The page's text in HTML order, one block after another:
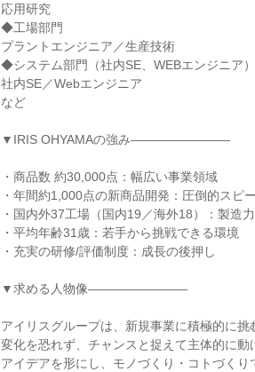
応用研究
◆工場部門
プラントエンジニア／生産技術
◆システム部門（社内SE、WEBエンジニア）
社内SE／Webエンジニア
など
▼IRIS OHYAMAの強み――――――――
・商品数 約30,000点：幅広い事業領域
・年間約1,000点の新商品開発：圧倒的スピ
・国内外37工場（国内19／海外18）：製造
・平均年齢31歳：若手から挑戦できる環境
・充実の研修/評価制度：成長の後押し
▼求める人物像――――――――
アイリスグループは、新規事業に積極的に挑
変化を恐れず、チャンスと捉えて主体的に動
アイデアを形にし、モノづくり・コトづくり